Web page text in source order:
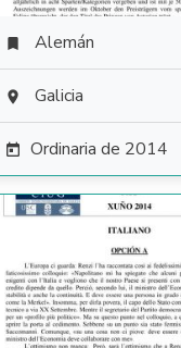
 Alemán
 Galicia
 Ordinaria de 2014